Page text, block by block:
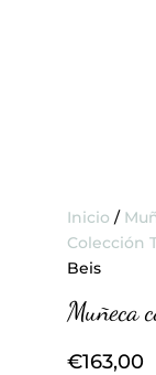
Inicio /
Colección
Beis
Muñeca
€163,00